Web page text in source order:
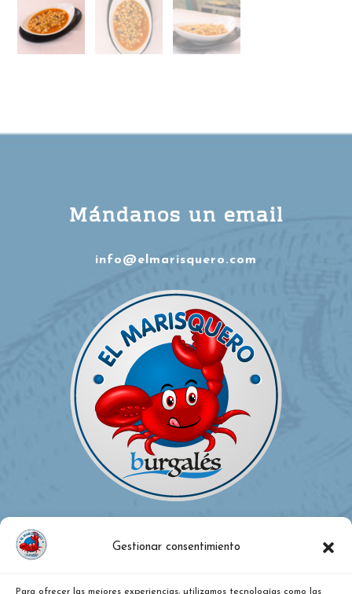
Gestionar consentimiento
Para ofrecer las mejores experiencias, utilizamos tecnologías como las
Mándanos un email
info@elmarisquero.com